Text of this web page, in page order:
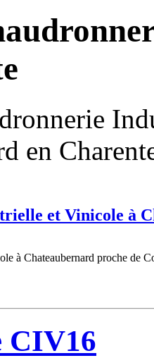
en
et Vinicole à
à Chateaubernard proche de
CIV16